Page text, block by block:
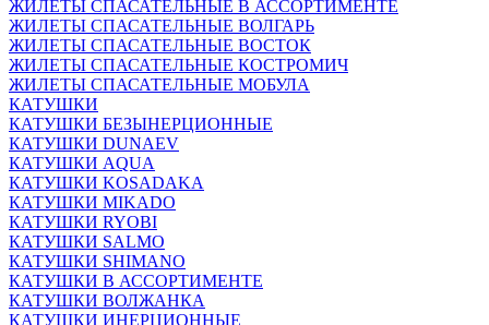
ЖИЛЕТЫ СПАСАТЕЛЬНЫЕ В АССОРТИМЕНТЕ
ЖИЛЕТЫ СПАСАТЕЛЬНЫЕ ВОЛГАРЬ
ЖИЛЕТЫ СПАСАТЕЛЬНЫЕ ВОСТОК
ЖИЛЕТЫ СПАСАТЕЛЬНЫЕ КОСТРОМИЧ
ЖИЛЕТЫ СПАСАТЕЛЬНЫЕ МОБУЛА
КАТУШКИ
КАТУШКИ БЕЗЫНЕРЦИОННЫЕ
КАТУШКИ DUNAEV
КАТУШКИ AQUA
КАТУШКИ KOSADAKA
КАТУШКИ MIKADO
КАТУШКИ RYOBI
КАТУШКИ SALMO
КАТУШКИ SHIMANO
КАТУШКИ В АССОРТИМЕНТЕ
КАТУШКИ ВОЛЖАНКА
КАТУШКИ ИНЕРЦИОННЫЕ